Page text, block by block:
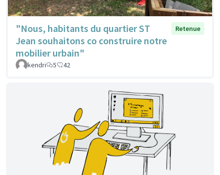
"Nous, habitants du quartier ST
Jean souhaitons co construire notre
mobilier urbain"
Retenue
kendri 5 42